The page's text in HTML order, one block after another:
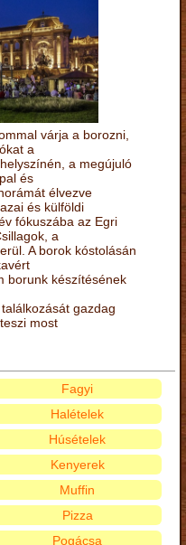
várja a borozni,
a
a megújuló
és
élvezve
és külföldi
fókuszába az Egri
a
A borok kóstolásán
borunk készítésének
gazdag
most
Fagyi
Halételek
Húsételek
Kenyerek
Muffin
Pizza
Pogácsa